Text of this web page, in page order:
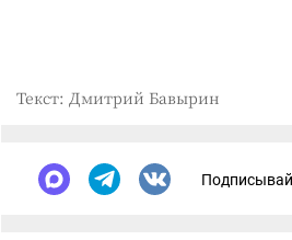
Текст: Дмитрий Бавырин